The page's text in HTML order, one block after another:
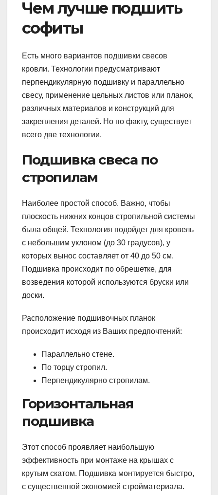
Чем лучше подшить
софиты
Есть много вариантов подшивки свесов
кровли. Технологии предусматривают
перпендикулярную подшивку и параллельно
свесу, применение цельных листов или планок,
различных материалов и конструкций для
закрепления деталей. Но по факту, существует
всего две технологии.
Подшивка свеса по
стропилам
Наиболее простой способ. Важно, чтобы
плоскость нижних концов стропильной системы
была общей. Технология подойдет для кровель
с небольшим уклоном (до 30 градусов), у
которых вынос составляет от 40 до 50 см.
Подшивка происходит по обрешетке, для
возведения которой используются бруски или
доски.
Расположение подшивочных планок
происходит исходя из Ваших предпочтений:
Параллельно стене.
По торцу стропил.
Перпендикулярно стропилам.
Горизонтальная
подшивка
Этот способ проявляет наибольшую
эффективность при монтаже на крышах с
крутым скатом. Подшивка монтируется быстро,
с существенной экономией стройматериала.